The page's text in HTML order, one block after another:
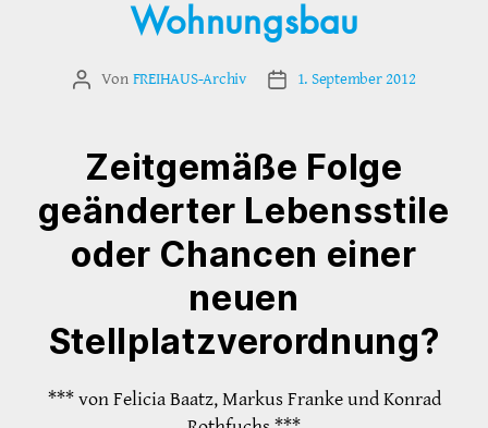
Wohnungsbau
Beitragsautor
Von FREIHAUS-Archiv Veröffentlichungsdatum
1. September 2012
Zeitgemäße Folge
geänderter Lebensstile
oder Chancen einer
neuen
Stellplatzverordnung?
*** von Felicia Baatz, Markus Franke und Konrad